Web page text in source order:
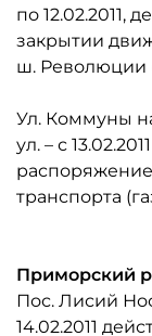
по 12.02.2011,
закрытии
ш. Революции
Ул. Коммуны
ул. – с
транспорта
Приморский
Пос. Лисий
14.02.2011